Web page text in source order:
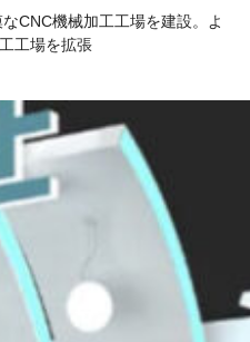
CNC機械加工工場を建設。よ
工場を拡張